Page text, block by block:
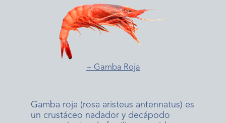
+ Gamba Roja
Gamba roja (rosa aristeus antennatus) es
un crustáceo nadador y decápodo